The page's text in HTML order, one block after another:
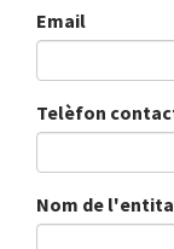
Email
Telèfon
Nom de